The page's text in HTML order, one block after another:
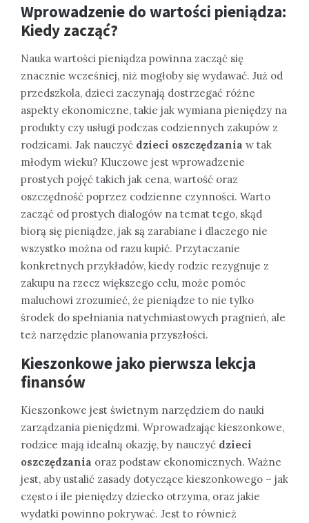
Wprowadzenie do wartości pieniądza:
Kiedy zacząć?
Nauka wartości pieniądza powinna zacząć się
znacznie wcześniej, niż mogłoby się wydawać. Już od
przedszkola, dzieci zaczynają dostrzegać różne
aspekty ekonomiczne, takie jak wymiana pieniędzy na
produkty czy usługi podczas codziennych zakupów z
rodzicami. Jak nauczyć dzieci oszczędzania w tak
młodym wieku? Kluczowe jest wprowadzenie
prostych pojęć takich jak cena, wartość oraz
oszczędność poprzez codzienne czynności. Warto
zacząć od prostych dialogów na temat tego, skąd
biorą się pieniądze, jak są zarabiane i dlaczego nie
wszystko można od razu kupić. Przytaczanie
konkretnych przykładów, kiedy rodzic rezygnuje z
zakupu na rzecz większego celu, może pomóc
maluchowi zrozumieć, że pieniądze to nie tylko
środek do spełniania natychmiastowych pragnień, ale
też narzędzie planowania przyszłości.
Kieszonkowe jako pierwsza lekcja
finansów
Kieszonkowe jest świetnym narzędziem do nauki
zarządzania pieniędzmi. Wprowadzając kieszonkowe,
rodzice mają idealną okazję, by nauczyć dzieci
oszczędzania oraz podstaw ekonomicznych. Ważne
jest, aby ustalić zasady dotyczące kieszonkowego – jak
często i ile pieniędzy dziecko otrzyma, oraz jakie
wydatki powinno pokrywać. Jest to również